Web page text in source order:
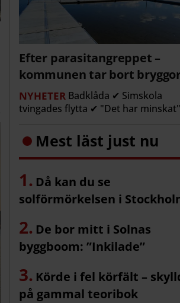
Efter parasitangreppet –
kommunen tar bort
NYHETER Badklåda ✔ Simskola
tvingades flytta ✔ "Det har minskat"
Mest läst just nu
Då kan du se
solförmörkelsen i
De bor mitt i Solnas
byggboom: ”Inkilade”
Körde i fel körfält –
på gammal teoribok